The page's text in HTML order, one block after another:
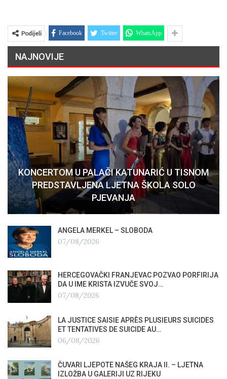
Podijeli Facebook Twitter WhatsApp
NAJNOVIJE
KONCERTOM U PALAČI KATUNARIĆ U TISNOM
PREDSTAVLJENA LJETNA ŠKOLA SOLO
PJEVANJA
ANGELA MERKEL – SLOBODA
07/08/2026
HERCEGOVAČKI FRANJEVAC POZVAO PORFIRIJA
DA U IME KRISTA IZVUČE SVOJ…
07/08/2026
LA JUSTICE SAISIE APRÈS PLUSIEURS SUICIDES
ET TENTATIVES DE SUICIDE AU…
06/08/2026
ČUVARI LJEPOTE NAŠEG KRAJA II. – LJETNA
IZLOŽBA U GALERIJI UZ RIJEKU